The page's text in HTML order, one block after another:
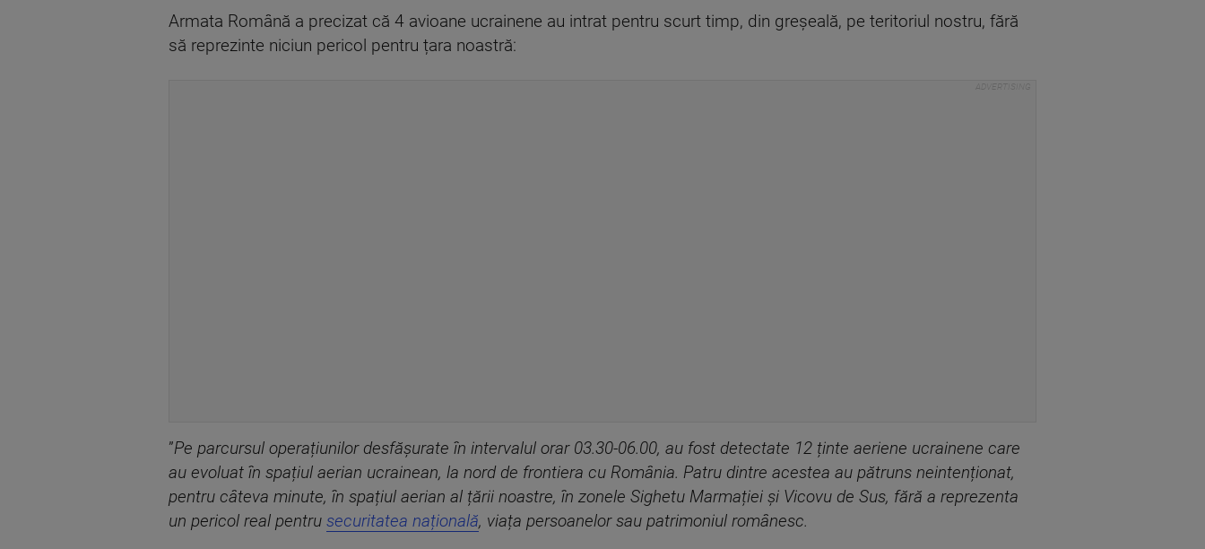
Armata Română a precizat că 4 avioane ucrainene au intrat pentru scurt timp, din greșeală, pe teritoriul nostru, fără
să reprezinte niciun pericol pentru țara noastră:
”Pe parcursul operațiunilor desfășurate în intervalul orar 03.30-06.00, au fost detectate 12 ținte aeriene ucrainene care
au evoluat în spațiul aerian ucrainean, la nord de frontiera cu România. Patru dintre acestea au pătruns neintenționat,
pentru câteva minute, în spațiul aerian al țării noastre, în zonele Sighetu Marmației și Vicovu de Sus, fără a reprezenta
un pericol real pentru securitatea națională, viața persoanelor sau patrimoniul românesc.